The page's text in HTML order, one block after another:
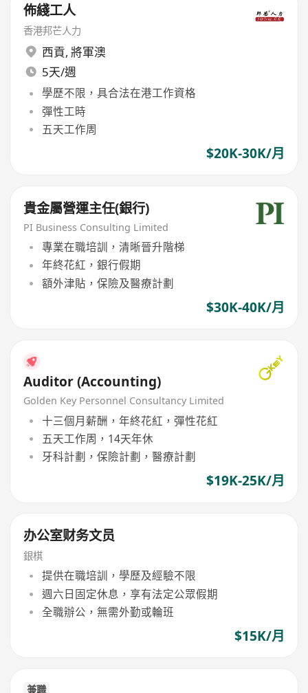
佈綫工人
香港邦芒人力
西貢, 將軍澳
5天/週
學歷不限，具合法在港工作資格
彈性工時
五天工作周
$20K-30K/月
貴金屬營運主任(銀行)
PI Business Consulting Limited
專業在職培訓，清晰晉升階梯
年終花紅，銀行假期
額外津貼，保險及醫療計劃
$30K-40K/月
Auditor (Accounting)
Golden Key Personnel Consultancy Limited
十三個月薪酬，年終花紅，彈性花紅
五天工作周，14天年休
牙科計劃，保險計劃，醫療計劃
$19K-25K/月
办公室财务文员
銀棋
提供在職培訓，學歷及經驗不限
週六日固定休息，享有法定公眾假期
全職辦公，無需外勤或輪班
$15K/月
兼職